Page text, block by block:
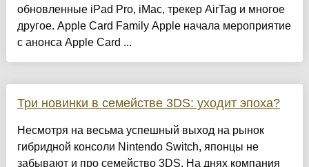
обновленные iPad Pro, iMac, трекер AirTag и многое
другое. Apple Card Family Apple начала мероприятие
с анонса Apple Card ...
Три новинки в семействе 3DS: уходит эпоха?
Несмотря на весьма успешный выход на рынок
гибридной консоли Nintendo Switch, японцы не
забывают и про семейство 3DS. На днях компания